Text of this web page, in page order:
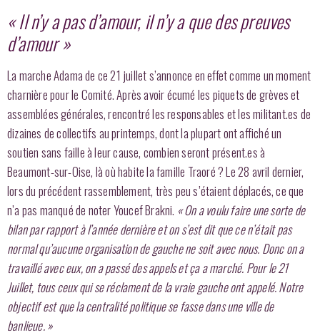
« Il n’y a pas d’amour, il n’y a que des preuves
d’amour »
La marche Adama de ce 21 juillet s’annonce en effet comme un moment
charnière pour le Comité. Après avoir écumé les piquets de grèves et
assemblées générales, rencontré les responsables et les militant.es de
dizaines de collectifs au printemps, dont la plupart ont affiché un
soutien sans faille à leur cause, combien seront présent.es à
Beaumont-sur-Oise, là où habite la famille Traoré ? Le 28 avril dernier,
lors du précédent rassemblement, très peu s’étaient déplacés, ce que
n’a pas manqué de noter Youcef Brakni. « On a voulu faire une sorte de
bilan par rapport à l’année dernière et on s’est dit que ce n’était pas
normal qu’aucune organisation de gauche ne soit avec nous. Donc on a
travaillé avec eux, on a passé des appels et ça a marché. Pour le 21
Juillet, tous ceux qui se réclament de la vraie gauche ont appelé. Notre
objectif est que la centralité politique se fasse dans une ville de
banlieue. »